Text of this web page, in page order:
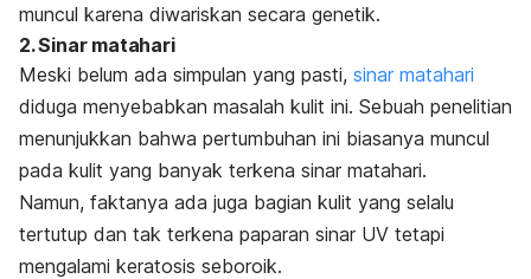
muncul karena diwariskan secara genetik.
2. Sinar matahari
Meski belum ada simpulan yang pasti, sinar matahari
diduga menyebabkan masalah kulit ini. Sebuah penelitian
menunjukkan bahwa pertumbuhan ini biasanya muncul
pada kulit yang banyak terkena sinar matahari.
Namun, faktanya ada juga bagian kulit yang selalu
tertutup dan tak terkena paparan sinar UV tetapi
mengalami keratosis seboroik.